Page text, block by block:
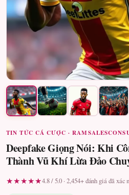
TIN TỨC CÁ CƯỢC ·
Deepfake Giọng Nói: Khi
Thành Vũ Khí Lừa Đảo
★★★★★4.8 / 5.0 · 2,454+ đánh giá đã xác